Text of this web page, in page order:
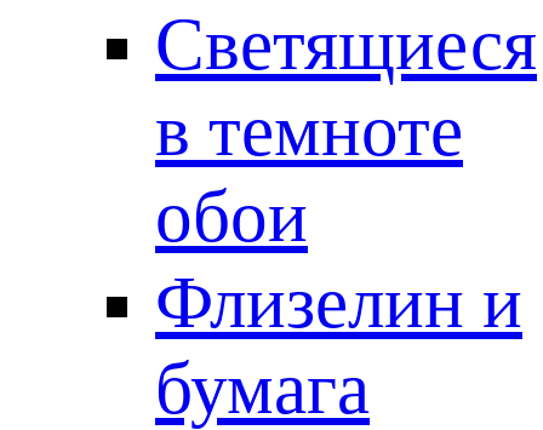
Светящиеся
в темноте
обои
Флизелин и
бумага